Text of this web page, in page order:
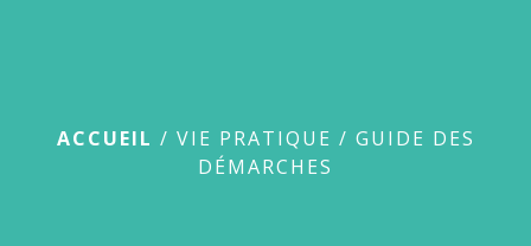
ACCUEIL / VIE PRATIQUE / GUIDE DES
DÉMARCHES